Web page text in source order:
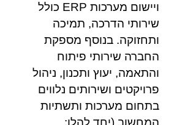
ויישום מערכות ERP כולל
שירותי הדרכה, תמיכה
ותחזוקה. בנוסף מספקת
החברה שירותי פיתוח
והתאמה, יעוץ ותכנון, ניהול
פרויקטים ושירותים נלווים
בתחום מערכות ותשתיות
המחשוב (יחד להלן: